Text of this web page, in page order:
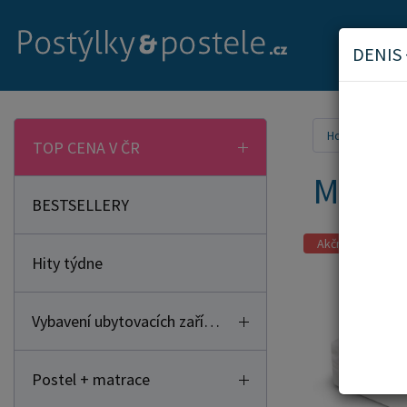
TOP CENA V ČR
BESTSELLERY
Hity týdne
Vybavení ubytovacích zařízení
Postel + matrace
Home
Akční zboží
DENIS